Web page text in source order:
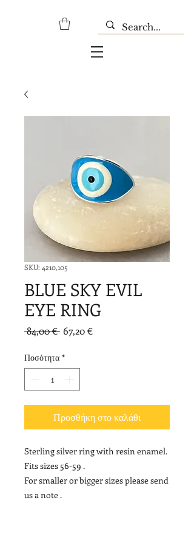
SKU: 4210,105
BLUE SKY EVIL
EYE RING
84,00 € Κανονική
67,20 €Τιμή
Ποσότητα *
Προσθήκη στο καλάθι
Sterling silver ring with resin enamel.
Fits sizes 56-59 .
For smaller or bigger sizes please send
us a note .